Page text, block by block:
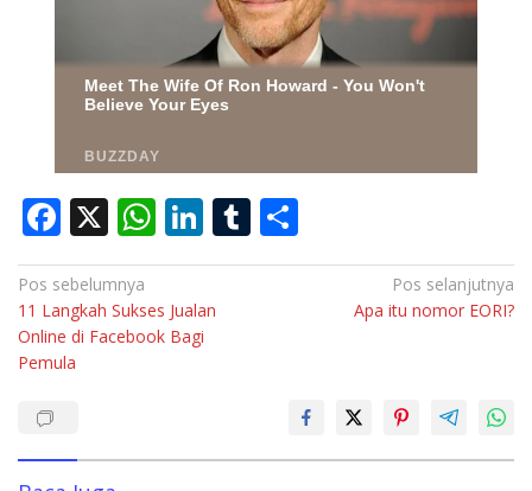
F
ac
e
b
o
X W
h
at
s
Li
n
e
T
u h
Navigasi
pos
Pos sebelumnya
11 Langkah Sukses Jualan
Online di Facebook Bagi
Pemula
Pos selanjutnya
Apa itu nomor EORI?